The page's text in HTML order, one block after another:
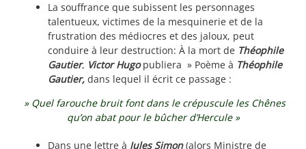
La souffrance que subissent les personnages
talentueux, victimes de la mesquinerie et de la
frustration des médiocres et des jaloux, peut
conduire à leur destruction: À la mort de Théophile
Gautier, Victor Hugopubliera » Poème à Théophile
Gautier, dans lequel il écrit ce passage :
» Quel farouche bruitfont dans le crépuscule les Chênes
qu’on abatpour le bûcher d’Hercule »
Dans une lettre à Jules Simon(alors Ministre de